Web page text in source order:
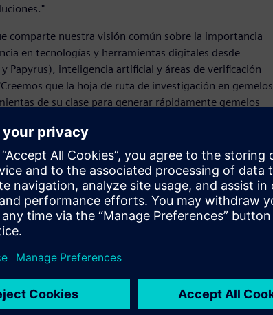
comparte nuestra visión común sobre la importancia
en tecnologías y herramientas digitales desde
Papyrus), inteligencia artificial y áreas de verificación
que la hoja de ruta de investigación en gemelos
de su clase para generar rápidamente gemelos
Esto sin duda puede impulsar la competitividad
de gemelos digitales para innovar en sus productos y
su impacto ambiental."
de todos los tamaños a transformarse digitalmente
Siemens Xcelerator. El software de Siemens y el
procesos de diseño, ingeniería y fabricación para
los chips hasta los sistemas completos, desde el
al servicio de la economía y los ciudadanos. Aporta
transición energética, transición digital, tecnologías